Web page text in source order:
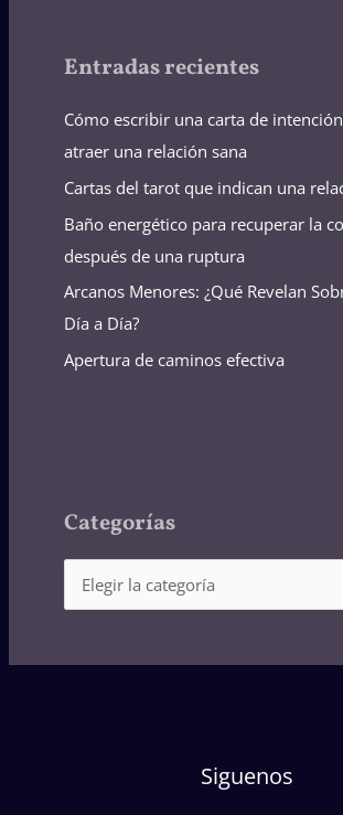
Entradas recientes
Cómo escribir una carta de
atraer una relación sana
Cartas del tarot que indican una
Baño energético para recuperar la
después de una ruptura
Arcanos Menores: ¿Qué Revelan
Día a Día?
Apertura de caminos efectiva
Categorías
Siguenos